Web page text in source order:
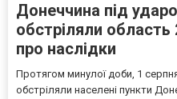
Донеччина під
обстріляли область
про наслідки
Протягом минулої доби, 1
обстріляли населені пункти